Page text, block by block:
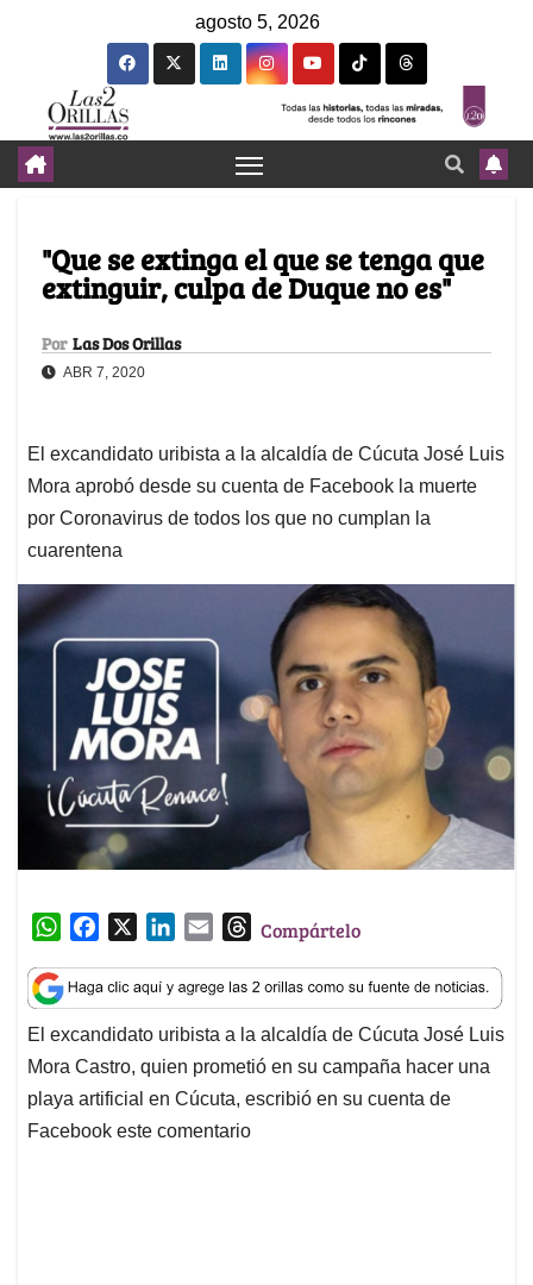
agosto 5, 2026
"Que se extinga el que se tenga que
extinguir, culpa de Duque no es"
Por Las Dos Orillas
ABR 7, 2020
El excandidato uribista a la alcaldía de Cúcuta José Luis
Mora aprobó desde su cuenta de Facebook la muerte
por Coronavirus de todos los que no cumplan la
cuarentena
W
a
t
s
A
p
p
c
e
b
o
o
k
n
k
e
d
I
n
a
i
l
T
r
e
a
d
s
Compártelo
El excandidato uribista a la alcaldía de Cúcuta José Luis
Mora Castro, quien prometió en su campaña hacer una
playa artificial en Cúcuta, escribió en su cuenta de
Facebook este comentario